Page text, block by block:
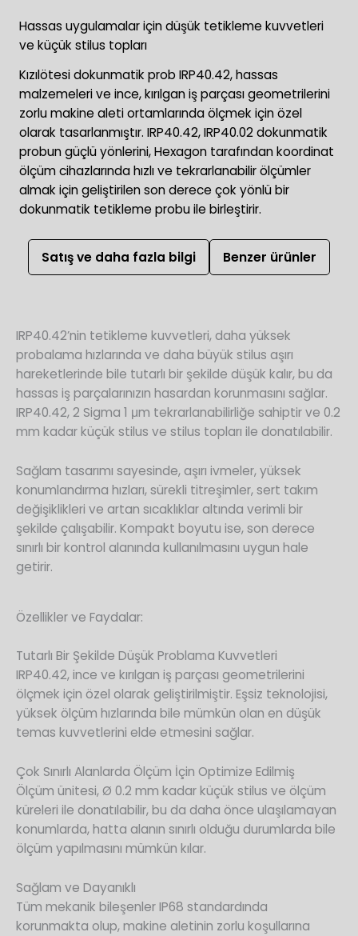
Hassas uygulamalar için düşük tetikleme kuvvetleri
ve küçük stilus topları
Kızılötesi dokunmatik prob IRP40.42, hassas
malzemeleri ve ince, kırılgan iş parçası geometrilerini
zorlu makine aleti ortamlarında ölçmek için özel
olarak tasarlanmıştır. IRP40.42, IRP40.02 dokunmatik
probun güçlü yönlerini, Hexagon tarafından koordinat
ölçüm cihazlarında hızlı ve tekrarlanabilir ölçümler
almak için geliştirilen son derece çok yönlü bir
dokunmatik tetikleme probu ile birleştirir.
Satış ve daha fazla bilgi Benzer ürünler
IRP40.42’nin tetikleme kuvvetleri, daha yüksek
probalama hızlarında ve daha büyük stilus aşırı
hareketlerinde bile tutarlı bir şekilde düşük kalır, bu da
hassas iş parçalarınızın hasardan korunmasını sağlar.
IRP40.42, 2 Sigma 1 μm tekrarlanabilirliğe sahiptir ve 0.2
mm kadar küçük stilus ve stilus topları ile donatılabilir.
Sağlam tasarımı sayesinde, aşırı ivmeler, yüksek
konumlandırma hızları, sürekli titreşimler, sert takım
değişiklikleri ve artan sıcaklıklar altında verimli bir
şekilde çalışabilir. Kompakt boyutu ise, son derece
sınırlı bir kontrol alanında kullanılmasını uygun hale
getirir.
Özellikler ve Faydalar:
Tutarlı Bir Şekilde Düşük Problama Kuvvetleri
IRP40.42, ince ve kırılgan iş parçası geometrilerini
ölçmek için özel olarak geliştirilmiştir. Eşsiz teknolojisi,
yüksek ölçüm hızlarında bile mümkün olan en düşük
temas kuvvetlerini elde etmesini sağlar.
Çok Sınırlı Alanlarda Ölçüm İçin Optimize Edilmiş
Ölçüm ünitesi, Ø 0.2 mm kadar küçük stilus ve ölçüm
küreleri ile donatılabilir, bu da daha önce ulaşılamayan
konumlarda, hatta alanın sınırlı olduğu durumlarda bile
ölçüm yapılmasını mümkün kılar.
Sağlam ve Dayanıklı
Tüm mekanik bileşenler IP68 standardında
korunmakta olup, makine aletinin zorlu koşullarına